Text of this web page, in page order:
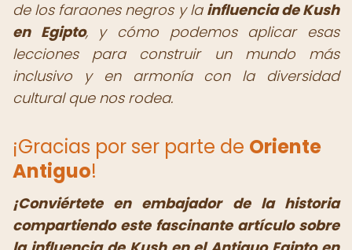
de los faraones negros y la influencia de Kush
en Egipto, y cómo podemos aplicar esas
lecciones para construir un mundo más
inclusivo y en armonía con la diversidad
cultural que nos rodea.
¡Gracias por ser parte de Oriente
Antiguo!
¡Conviértete en embajador de la historia
compartiendo este fascinante artículo sobre